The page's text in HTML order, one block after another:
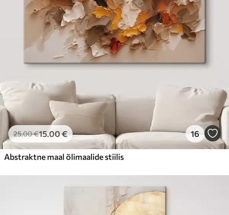
25.00€15.00€ 16
Abstraktne maal õlimaalide stiilis